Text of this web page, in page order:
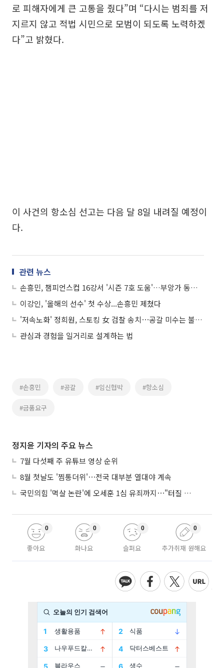
로 피해자에게 큰 고통을 줬다”며 “다시는 범죄를 저
지르지 않고 적법 시민으로 모범이 되도록 노력하겠
다”고 밝혔다.
이 사건의 항소심 선고는 다음 달 8일 내려질 예정이
다.
관련 뉴스
손흥민, 챔피언스컵 16강서 '시즌 7호 도움'…부앙가 동점골 어시스트
이강인, '올해의 선수' 첫 수상...손흥민 제쳤다
'저속노화' 정희원, 스토킹 女 검찰 송치⋯공갈 미수는 불송치
관심과 경험을 일거리로 설계하는 법
#손흥민 #공갈 #임신협박 #항소심
#금품요구
정지윤 기자의 주요 뉴스
7월 다섯째 주 유튜브 영상 순위
8월 첫날도 '찜통더위'⋯전국 대부분 열대야 계속
국민의힘 '멱살 논란'에 오세훈 1심 유죄까지⋯"터질 게 터졌다"
좋아요
0
화나요
0
슬퍼요
0
추가취재 원해요
0